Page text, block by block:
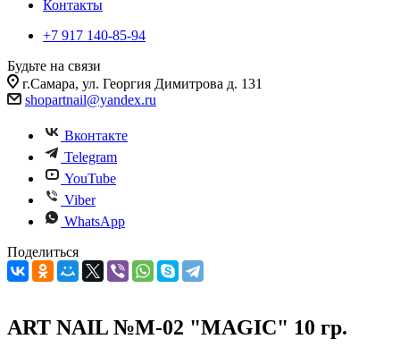
Контакты
+7 917 140-85-94
Будьте на связи
г.Самара, ул. Георгия Димитрова д. 131
shopartnail@yandex.ru
Вконтакте
Telegram
YouTube
Viber
WhatsApp
Поделиться
ART NAIL №M-02 "MAGIC" 10 гр.